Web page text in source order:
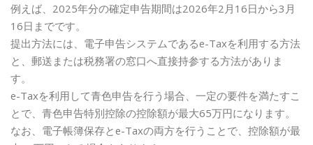
例えば、2025年分の確定申告期間は2026年2月16日から3月
16日までです。
提出方法には、電子申告システムであるe-Taxを利用する方法
と、郵送または税務署の窓口へ直接持参する方法がありま
す。
e-Taxを利用して青色申告を行う場合、一定の要件を満たすこ
とで、青色申告特別控除の控除額が最大65万円になります。
なお、電子帳簿保存とe-Taxの両方を行うことで、控除額が最